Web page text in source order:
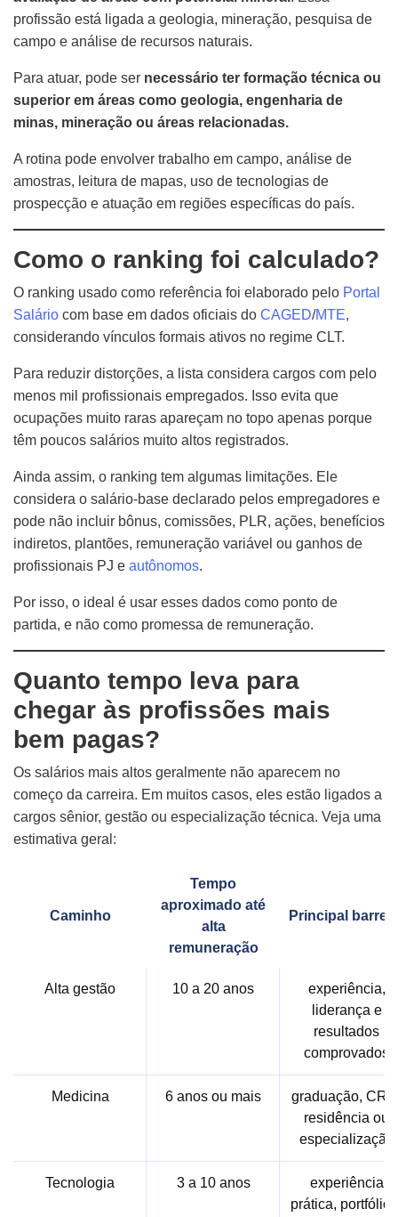
profissão está ligada a geologia, mineração, pesquisa de
campo e análise de recursos naturais.
Para atuar, pode ser necessário ter formação técnica ou
superior em áreas como geologia, engenharia de
minas, mineração ou áreas relacionadas.
A rotina pode envolver trabalho em campo, análise de
amostras, leitura de mapas, uso de tecnologias de
prospecção e atuação em regiões específicas do país.
Como o ranking foi calculado?
O ranking usado como referência foi elaborado pelo Portal
Salário com base em dados oficiais do CAGED/MTE,
considerando vínculos formais ativos no regime CLT.
Para reduzir distorções, a lista considera cargos com pelo
menos mil profissionais empregados. Isso evita que
ocupações muito raras apareçam no topo apenas porque
têm poucos salários muito altos registrados.
Ainda assim, o ranking tem algumas limitações. Ele
considera o salário-base declarado pelos empregadores e
pode não incluir bônus, comissões, PLR, ações, benefícios
indiretos, plantões, remuneração variável ou ganhos de
profissionais PJ e autônomos.
Por isso, o ideal é usar esses dados como ponto de
partida, e não como promessa de remuneração.
Quanto tempo leva para
chegar às profissões mais
bem pagas?
Os salários mais altos geralmente não aparecem no
começo da carreira. Em muitos casos, eles estão ligados a
cargos sênior, gestão ou especialização técnica. Veja uma
estimativa geral:
Caminho
Tempo
aproximado até
alta
remuneração
Principal
Alta gestão 10 a 20 anos
experiência,
liderança e
resultados
comprovados
Medicina 6 anos ou mais
graduação,
residência ou
especialização
Tecnologia 3 a 10 anos
experiência
prática, portfólio